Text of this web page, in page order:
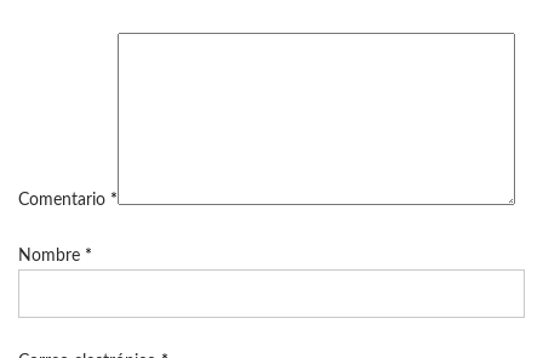
Comentario *
Nombre *